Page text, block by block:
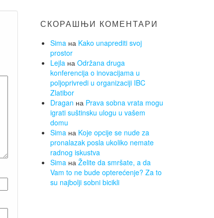
СКОРАШЊИ КОМЕНТАРИ
Simaна Kako unaprediti svoj
prostor
Lejlaна Održana druga
konferencija o inovacijama u
poljoprivredi u organizaciji IBC
Zlatibor
Dragan на Prava sobna vrata mogu
igrati suštinsku ulogu u vašem
domu
Simaна Koje opcije se nude za
pronalazak posla ukoliko nemate
radnog iskustva
Simaна Želite da smršate, a da
Vam to ne bude opterećenje? Za to
su najbolji sobni bicikli